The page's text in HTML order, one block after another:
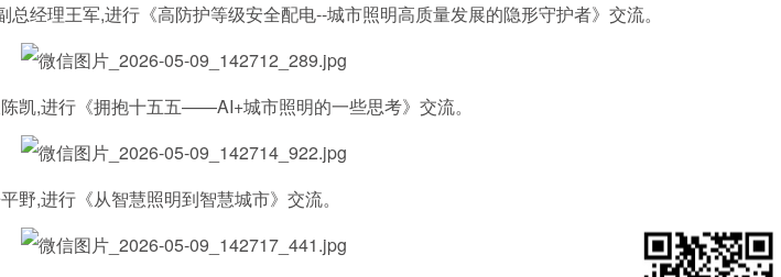
理王军,进行《高防护等级安全配电--城市照明高质量发展的隐形守护者》交流。
,进行《拥抱十五五——AI+城市照明的一些思考》交流。
,进行《从智慧照明到智慧城市》交流。